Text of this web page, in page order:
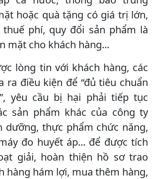
hoặc quà tặng có giá trị lớn,
phí, quy đổi sản phẩm là
mặt cho khách hàng...
lòng tin với khách hàng, các
ra điều kiện để “đủ tiêu chuẩn
yêu cầu bị hại phải tiếp tục
sản phẩm khác của công ty
dưỡng, thực phẩm chức năng,
đo huyết áp... để được tích
giải, hoàn thiện hồ sơ trao
hàng hám lợi, mua thêm hàng,